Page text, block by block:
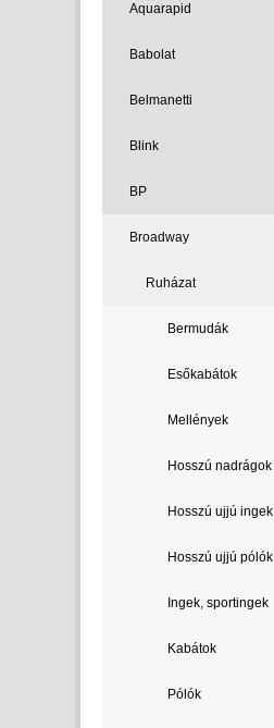
Aquarapid
Babolat
Belmanetti
Blink
BP
Broadway
Ruházat
Bermudák
Esőkabátok
Mellények
Hosszú nadrágok
Hosszú ujjú ingek
Hosszú ujjú pólók
Ingek, sportingek
Kabátok
Pólók